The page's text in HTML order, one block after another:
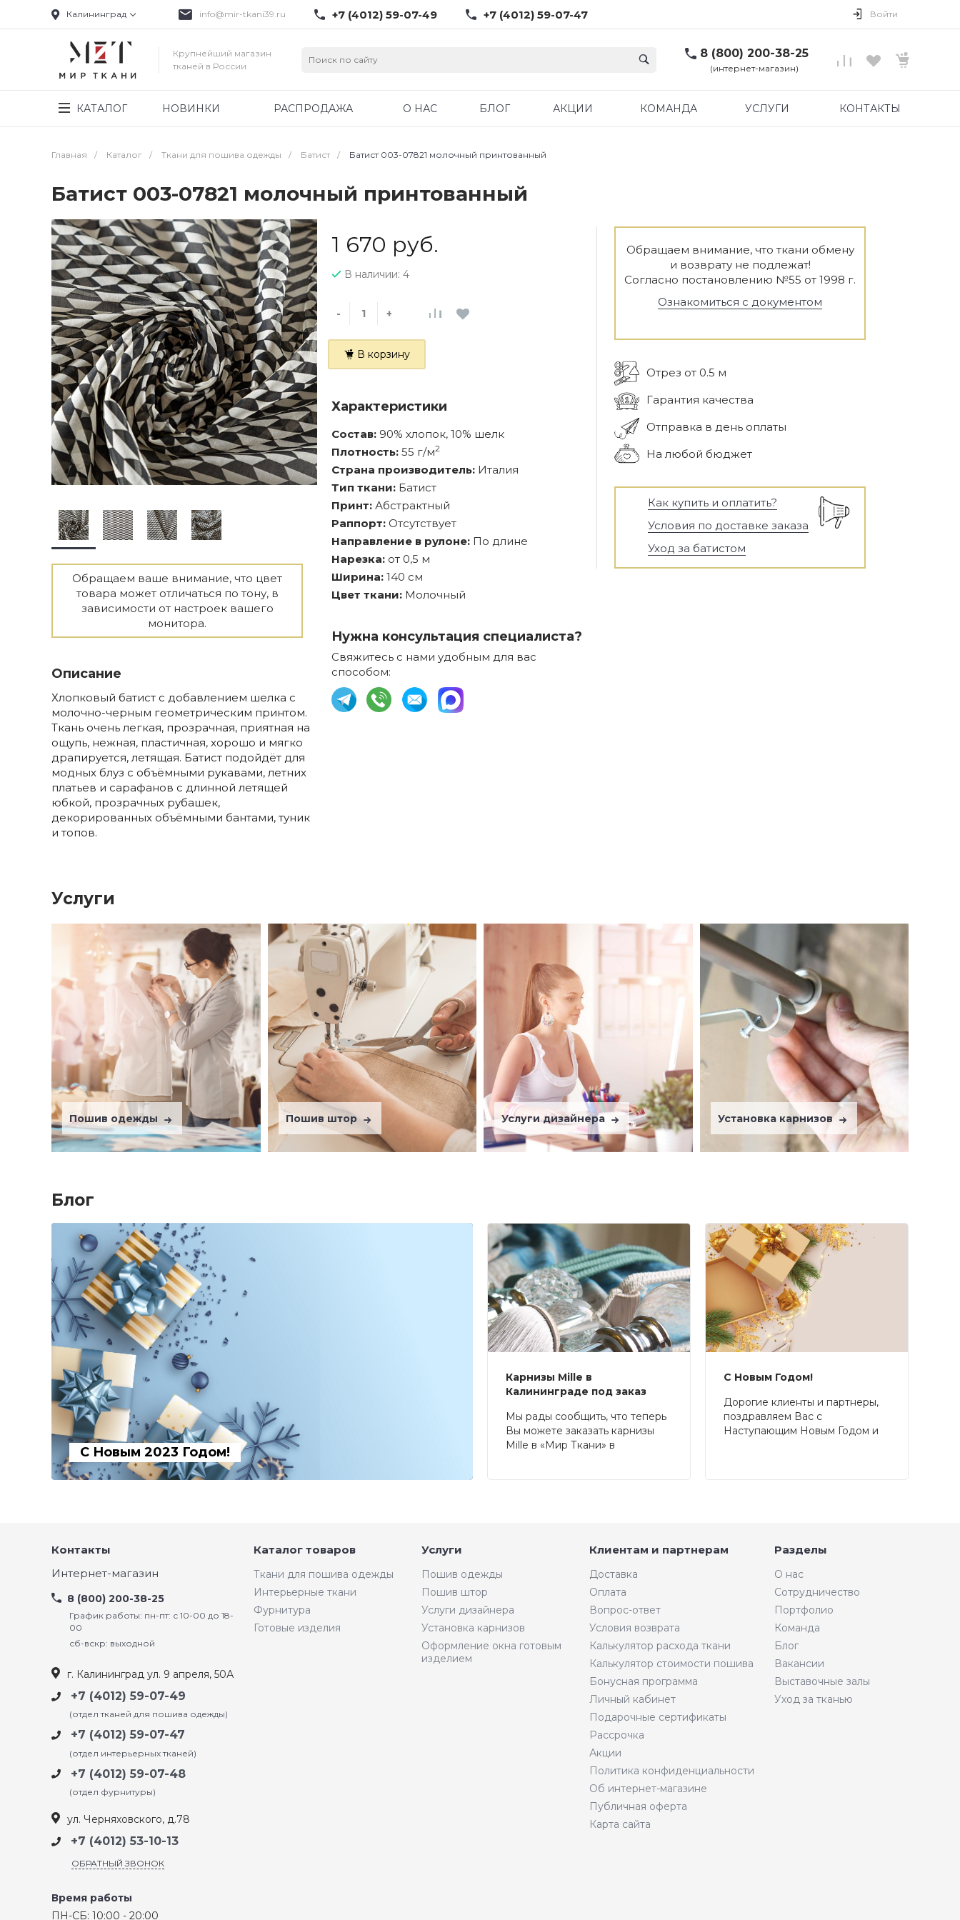
Калининград info@mir-tkani39.ru +7 (4012) 59-07-49 +7 (4012) 59-07-47 Войти
Крупнейший магазин
тканей в России
8 (800) 200-38-25
(интернет-магазин)
КАТАЛОГ НОВИНКИ РАСПРОДАЖА О НАС БЛОГ АКЦИИ КОМАНДА УСЛУГИ КОНТАКТЫ
Главная / Каталог / Ткани для пошива одежды / Батист / Батист 003-07821 молочный принтованный
Батист 003-07821 молочный принтованный
Обращаем ваше внимание, что цвет
товара может отличаться по тону, в
зависимости от настроек вашего
монитора.
Описание
Хлопковый батист с добавлением шелка с
молочно-черным геометрическим принтом.
Ткань очень легкая, прозрачная, приятная на
ощупь, нежная, пластичная, хорошо и мягко
драпируется, летящая. Батист подойдёт для
модных блуз с объёмными рукавами, летних
платьев и сарафанов с длинной летящей
юбкой, прозрачных рубашек,
декорированных объёмными бантами, туник
и топов.
1 670 руб.
В наличии: 4
- +
В корзину
Характеристики
Состав: 90% хлопок, 10% шелк
Плотность: 55 г/м2
Страна производитель: Италия
Тип ткани: Батист
Принт: Абстрактный
Раппорт: Отсутствует
Направление в рулоне: По длине
Нарезка: от 0,5 м
Ширина: 140 см
Цвет ткани: Молочный
Нужна консультация специалиста?
Свяжитесь с нами удобным для вас
способом:
Обращаем внимание, что ткани обмену
и возврату не подлежат!
Согласно постановлению №55 от 1998 г.
Ознакомиться с документом
Отрез от 0.5 м
Гарантия качества
Отправка в день оплаты
На любой бюджет
Как купить и оплатить?
Условия по доставке заказа
Уход за батистом
Услуги
Пошив одежды Пошив штор Услуги дизайнера Установка карнизов
Блог
С Новым 2023 Годом!
Карнизы Mille в
Калининграде под заказ
Мы рады сообщить, что теперь
Вы можете заказать карнизы
Mille в «Мир Ткани» в
С Новым Годом!
Дорогие клиенты и партнеры,
поздравляем Вас с
Наступающим Новым Годом и
Контакты
Интернет-магазин
8 (800) 200-38-25
График работы: пн-пт: с 10-00 до 18-
00
сб-вскр: выходной
г. Калининград ул. 9 апреля, 50А
+7 (4012) 59-07-49
(отдел тканей для пошива одежды)
+7 (4012) 59-07-47
(отдел интерьерных тканей)
+7 (4012) 59-07-48
(отдел фурнитуры)
ул. Черняховского, д.78
+7 (4012) 53-10-13
ОБРАТНЫЙ ЗВОНОК
Время работы
ПН-СБ: 10:00 - 20:00
Каталог товаров
Ткани для пошива одежды
Интерьерные ткани
Фурнитура
Готовые изделия
Услуги
Пошив одежды
Пошив штор
Услуги дизайнера
Установка карнизов
Оформление окна готовым
изделием
Клиентам и партнерам
Доставка
Оплата
Вопрос-ответ
Условия возврата
Калькулятор расхода ткани
Калькулятор стоимости пошива
Бонусная программа
Личный кабинет
Подарочные сертификаты
Рассрочка
Акции
Политика конфиденциальности
Об интернет-магазине
Публичная оферта
Карта сайта
Разделы
О нас
Сотрудничество
Портфолио
Команда
Блог
Вакансии
Выставочные залы
Уход за тканью